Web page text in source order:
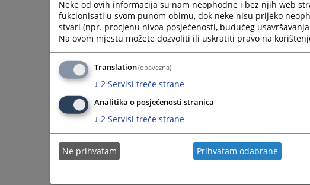
Neke od ovih informacija su nam neophodne i bez njih web
fukcionisati u svom punom obimu, dok neke nisu prijeko
stvari (npr. procjenu nivoa posjećenosti, budućeg
Na ovom mjestu možete dozvoliti ili uskratiti pravo na
Translation(obavezna)
↓ 2 Servisi treće strane
Analitika o posjećenosti stranica
↓ 2 Servisi treće strane
Ne prihvatam Prihvatam odabrane